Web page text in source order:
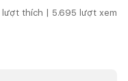
lượt thích | 5.695 lượt xem